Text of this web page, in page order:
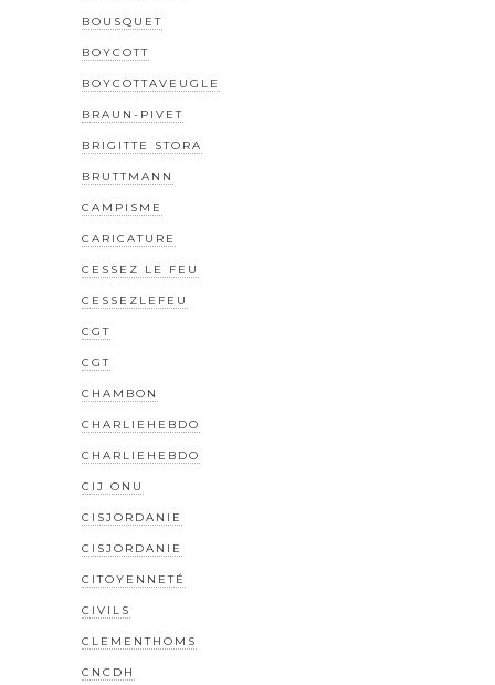
BOUSQUET
BOYCOTT
BOYCOTTAVEUGLE
BRAUN-PIVET
BRIGITTE STORA
BRUTTMANN
CAMPISME
CARICATURE
CESSEZ LE FEU
CESSEZLEFEU
CGT
CGT
CHAMBON
CHARLIEHEBDO
CHARLIEHEBDO
CIJ ONU
CISJORDANIE
CISJORDANIE
CITOYENNETÉ
CIVILS
CLEMENTHOMS
CNCDH